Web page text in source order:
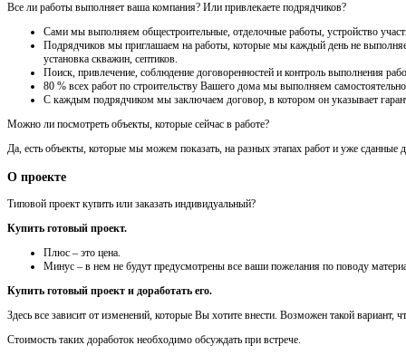
Все ли работы выполняет ваша компания? Или привлекаете подрядчиков?
Сами мы выполняем общестроительные, отделочные работы, устройство
Подрядчиков мы приглашаем на работы, которые мы каждый день не
установка скважин, септиков.
Поиск, привлечение, соблюдение договоренностей и контроль выполнения
80 % всех работ по строительству Вашего дома мы выполняем
С каждым подрядчиком мы заключаем договор, в котором он указывает
Можно ли посмотреть объекты, которые сейчас в работе?
Да, есть объекты, которые мы можем показать, на разных этапах работ и уже сданные
О проекте
Типовой проект купить или заказать индивидуальный?
Купить готовый проект.
Плюс – это цена.
Минус – в нем не будут предусмотрены все ваши пожелания по поводу
Купить готовый проект и доработать его.
Здесь все зависит от изменений, которые Вы хотите внести. Возможен такой вариант,
Стоимость таких доработок необходимо обсуждать при встрече.